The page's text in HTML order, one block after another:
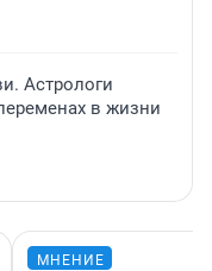
Астрологи
в жизни
МНЕНИЕ